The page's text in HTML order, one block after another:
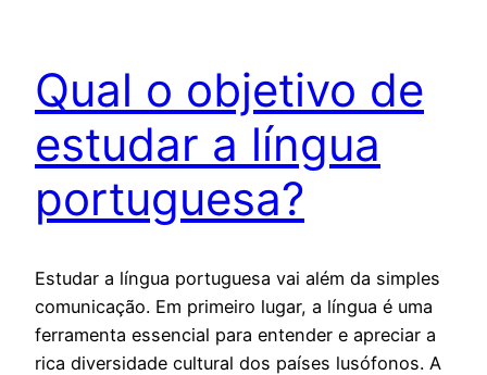
Qual o objetivo de
estudar a língua
portuguesa?
Estudar a língua portuguesa vai além da simples
comunicação. Em primeiro lugar, a língua é uma
ferramenta essencial para entender e apreciar a
rica diversidade cultural dos países lusófonos. A